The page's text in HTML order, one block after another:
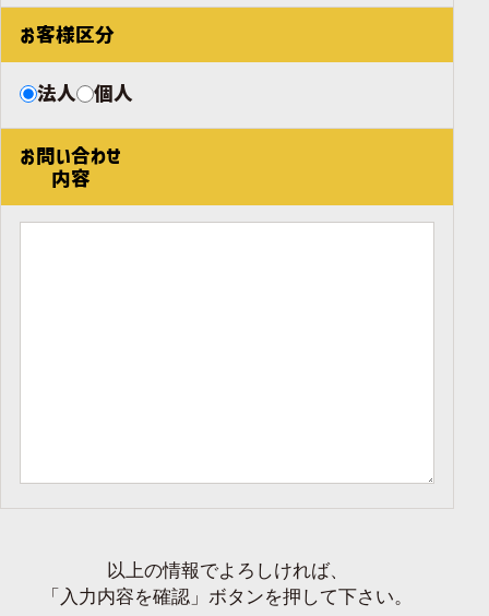
お客様区分
お客様区分
法人 個人
お問い合わせ
内容
以上の情報でよろしければ、
「入力内容を確認」ボタンを押して下さい。